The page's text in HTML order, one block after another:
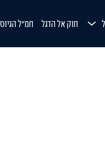
Open Submenu
חוק אל הדגל חמ"ל הגיוס